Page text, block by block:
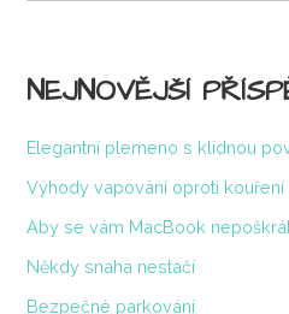
NEJNOVĚJŠÍ
Elegantní plemeno s klidnou
Výhody vapování oproti kouření
Aby se vám MacBook
Někdy snaha nestačí
Bezpečné parkování